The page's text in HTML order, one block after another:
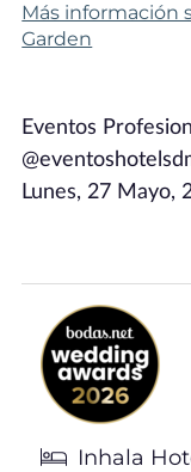
Más información
Garden
Eventos
Lunes, 27 Mayo,
Inhala